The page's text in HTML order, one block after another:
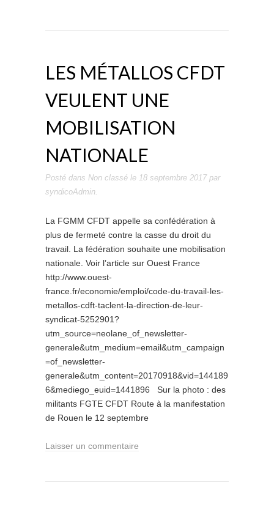
LES MÉTALLOS CFDT
VEULENT UNE
MOBILISATION
NATIONALE
Posté dans Non classé le 18 septembre 2017par
syndicoAdmin.
La FGMM CFDT appelle sa confédération à
plus de fermeté contre la casse du droit du
travail. La fédération souhaite une mobilisation
nationale. Voir l’article sur Ouest France
http://www.ouest-
france.fr/economie/emploi/code-du-travail-les-
metallos-cdft-taclent-la-direction-de-leur-
syndicat-5252901?
utm_source=neolane_of_newsletter-
generale&utm_medium=email&utm_campaign
=of_newsletter-
generale&utm_content=20170918&vid=144189
6&mediego_euid=1441896 Sur la photo : des
militants FGTE CFDT Route à la manifestation
de Rouen le 12 septembre
Laisser un commentaire